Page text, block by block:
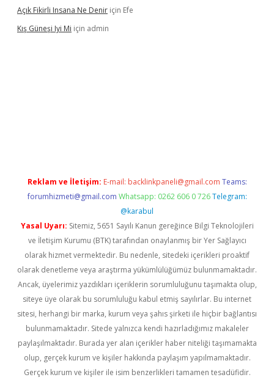
Açık Fikirli Insana Ne Denir için Efe
Kış Güneşi Iyi Mi için admin
Reklam ve İletişim: E-mail: backlinkpaneli@gmail.com Teams:
forumhizmeti@gmail.com Whatsapp: 0262 606 0 726 Telegram:
@karabul
Yasal Uyarı: Sitemiz, 5651 Sayılı Kanun gereğince Bilgi Teknolojileri
ve İletişim Kurumu (BTK) tarafından onaylanmış bir Yer Sağlayıcı
olarak hizmet vermektedir. Bu nedenle, sitedeki içerikleri proaktif
olarak denetleme veya araştırma yükümlülüğümüz bulunmamaktadır.
Ancak, üyelerimiz yazdıkları içeriklerin sorumluluğunu taşımakta olup,
siteye üye olarak bu sorumluluğu kabul etmiş sayılırlar. Bu internet
sitesi, herhangi bir marka, kurum veya şahıs şirketi ile hiçbir bağlantısı
bulunmamaktadır. Sitede yalnızca kendi hazırladığımız makaleler
paylaşılmaktadır. Burada yer alan içerikler haber niteliği taşımamakta
olup, gerçek kurum ve kişiler hakkında paylaşım yapılmamaktadır.
Gerçek kurum ve kişiler ile isim benzerlikleri tamamen tesadüfidir.